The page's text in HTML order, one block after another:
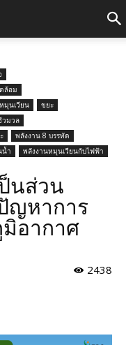
ล้อม
มุนเวียน
ขยะ
วมวล
พลังงาน 8 บรรทัด
น้ำ
พลังงานหมุนเวียนกับไฟฟ้า
นส่วน
ญหาการ
อากาศ
2438